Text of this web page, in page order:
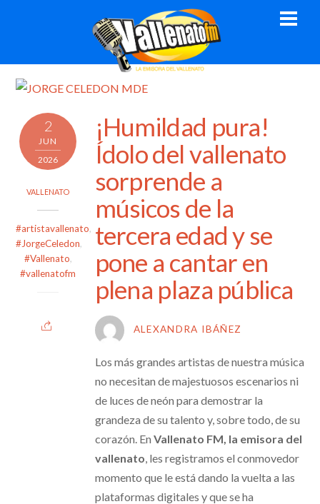
2
JUN
2026
VALLENATO
#artistavallenato,
#JorgeCeledon,
#Vallenato,
#vallenatofm
¡Humildad pura!
Ídolo del vallenato
sorprende a
músicos de la
tercera edad y se
pone a cantar en
plena plaza pública
ALEXANDRA IBÁÑEZ
Los más grandes artistas de nuestra música
no necesitan de majestuosos escenarios ni
de luces de neón para demostrar la
grandeza de su talento y, sobre todo, de su
corazón. En Vallenato FM, la emisora del
vallenato , les registramos el conmovedor
momento que le está dando la vuelta a las
plataformas digitales y que se ha